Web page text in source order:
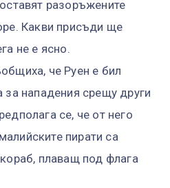
разоръжените
Какви присъди ще
не е ясно.
че Руен е бил
за нападения срещу други
се, че от него
пирати са
плаващ под флага